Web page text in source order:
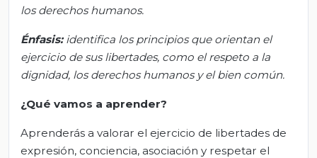
los derechos humanos.
Énfasis: identifica los principios que orientan el
ejercicio de sus libertades, como el respeto a la
dignidad, los derechos humanos y el bien común.
¿Qué vamos a aprender?
Aprenderás a valorar el ejercicio de libertades de
expresión, conciencia, asociación y respetar el